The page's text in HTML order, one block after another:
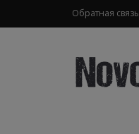
Обратная связь